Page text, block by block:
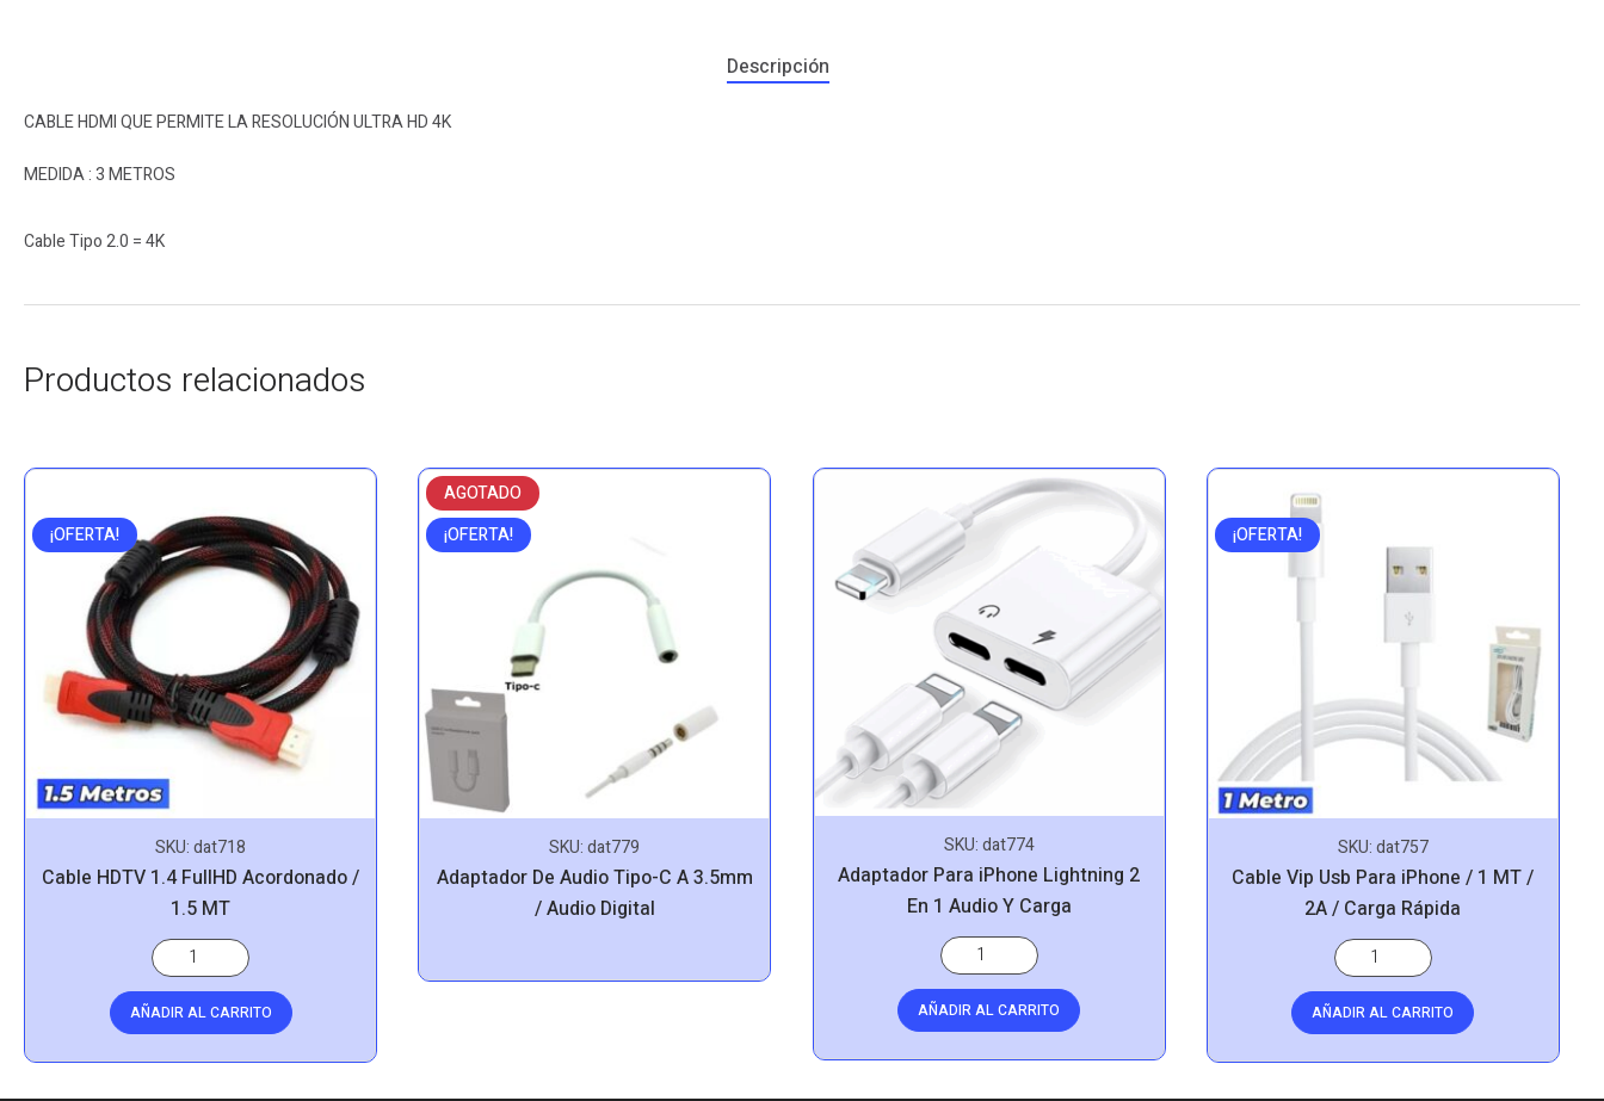
Descripción
CABLE HDMI QUE PERMITE LA RESOLUCIÓN ULTRA HD 4K
MEDIDA : 3 METROS
Cable Tipo 2.0 = 4K
Productos relacionados
¡OFERTA!
SKU:dat718
Cable HDTV 1.4 FullHD Acordonado /
1.5 MT
AÑADIR AL CARRITO
AGOTADO
¡OFERTA!
SKU:dat779
Adaptador De Audio Tipo-C A 3.5mm
/ Audio Digital
SKU:dat774
Adaptador Para iPhone Lightning 2
En 1 Audio Y Carga
AÑADIR AL CARRITO
¡OFERTA!
SKU:dat757
Cable Vip Usb Para iPhone / 1 MT /
2A / Carga Rápida
AÑADIR AL CARRITO